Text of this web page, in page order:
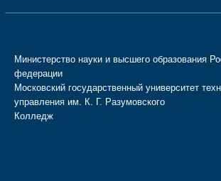
Министерство науки и высшего образования
федерации
Московский государственный университет
управления им. К. Г. Разумовского
Колледж